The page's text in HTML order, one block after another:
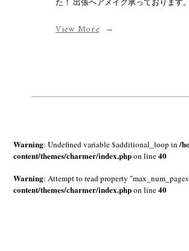
View More
Warning: Undefined variable $additional_loop in/
content/themes/charmer/index.phpon line40
Warning: Attempt to read property
content/themes/charmer/index.phpon line40